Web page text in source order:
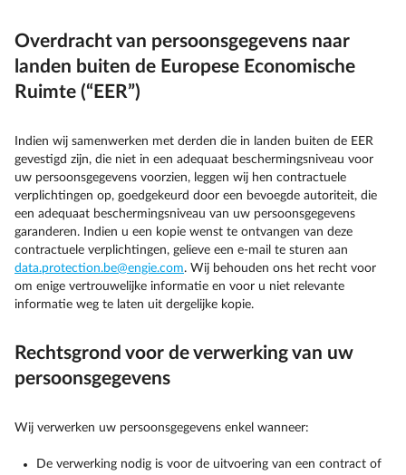
Overdracht van persoonsgegevens naar
landen buiten de Europese Economische
Ruimte (“EER”)
Indien wij samenwerken met derden die in landen buiten de EER
gevestigd zijn, die niet in een adequaat beschermingsniveau voor
uw persoonsgegevens voorzien, leggen wij hen contractuele
verplichtingen op, goedgekeurd door een bevoegde autoriteit, die
een adequaat beschermingsniveau van uw persoonsgegevens
garanderen. Indien u een kopie wenst te ontvangen van deze
contractuele verplichtingen, gelieve een e-mail te sturen aan
data.protection.be@engie.com. Wij behouden ons het recht voor
om enige vertrouwelijke informatie en voor u niet relevante
informatie weg te laten uit dergelijke kopie.
Rechtsgrond voor de verwerking van uw
persoonsgegevens
Wij verwerken uw persoonsgegevens enkel wanneer:
De verwerking nodig is voor de uitvoering van een contract of